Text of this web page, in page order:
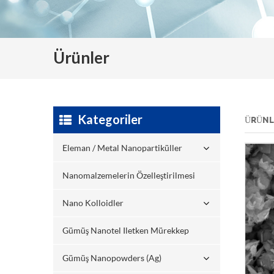
Ürünler
Kategoriler
Eleman / Metal Nanopartiküller
Nanomalzemelerin Özelleştirilmesi
Nano Kolloidler
Gümüş Nanotel Iletken Mürekkep
Gümüş Nanopowders (ag)